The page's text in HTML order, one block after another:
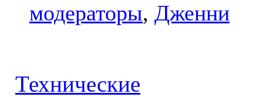
модераторы, Дженни
Технические